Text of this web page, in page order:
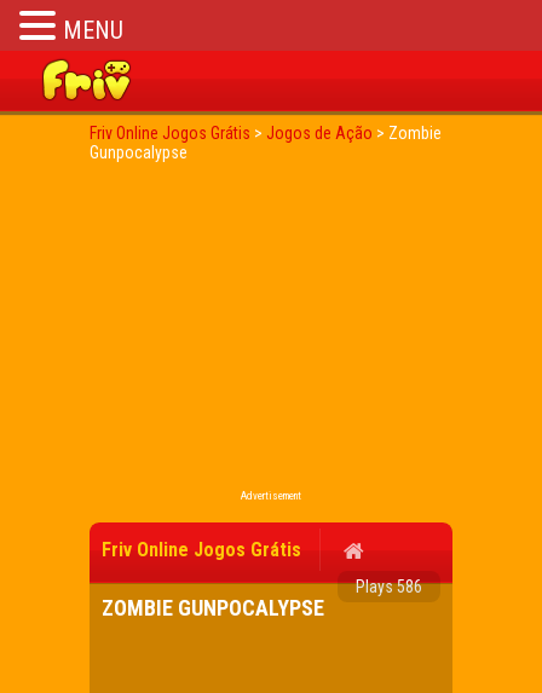
Friv Online Jogos Grátis > Jogos de Ação > Zombie
Gunpocalypse
Advertisement
Friv Online Jogos Grátis
Plays 586
ZOMBIE GUNPOCALYPSE
MENU